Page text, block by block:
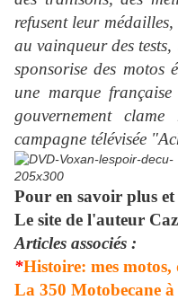
refusent leur
au vainqueur des
sponsorise des motos
une marque
gouvernement
campagne télévisée
Pour en savoir plus
Le site de l'auteur
Articles associés :
*Histoire: mes motos,
La 350 Motobecane à